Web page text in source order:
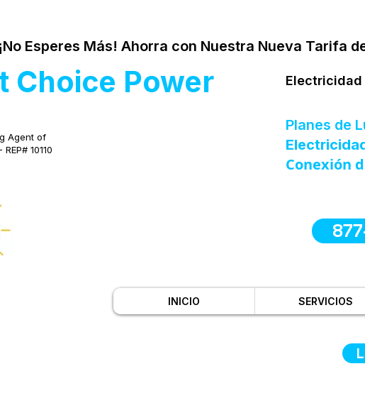
¡No Esperes Más! Ahorra con Nuestra Nueva Tarifa
Choice Power
Agent of
REP# 10110
Electricidad
Planes de
Conexión
INICIO SERVICIOS